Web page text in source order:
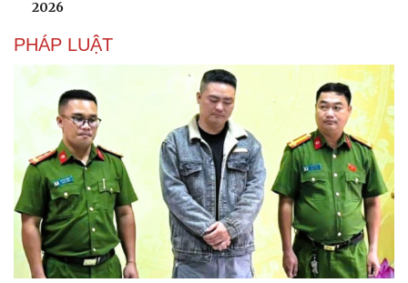
Văn hóa
Giải trí
2026
PHÁP LUẬT